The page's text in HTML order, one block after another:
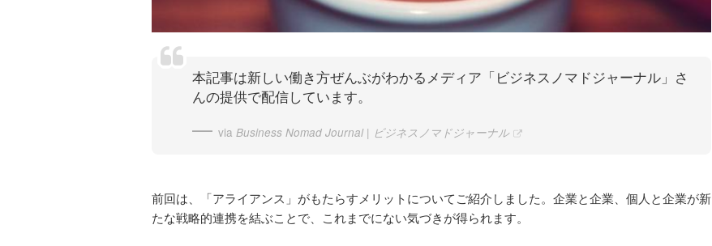
本記事は新しい働き方ぜんぶがわかるメディア「ビジネスノマドジャーナル」さ
んの提供で配信しています。
via Business Nomad Journal | ビジネスノマドジャーナル
前回は、「アライアンス」がもたらすメリットについてご紹介しました。企業と企業、個人と企業が新
たな戦略的連携を結ぶことで、これまでにない気づきが得られます。